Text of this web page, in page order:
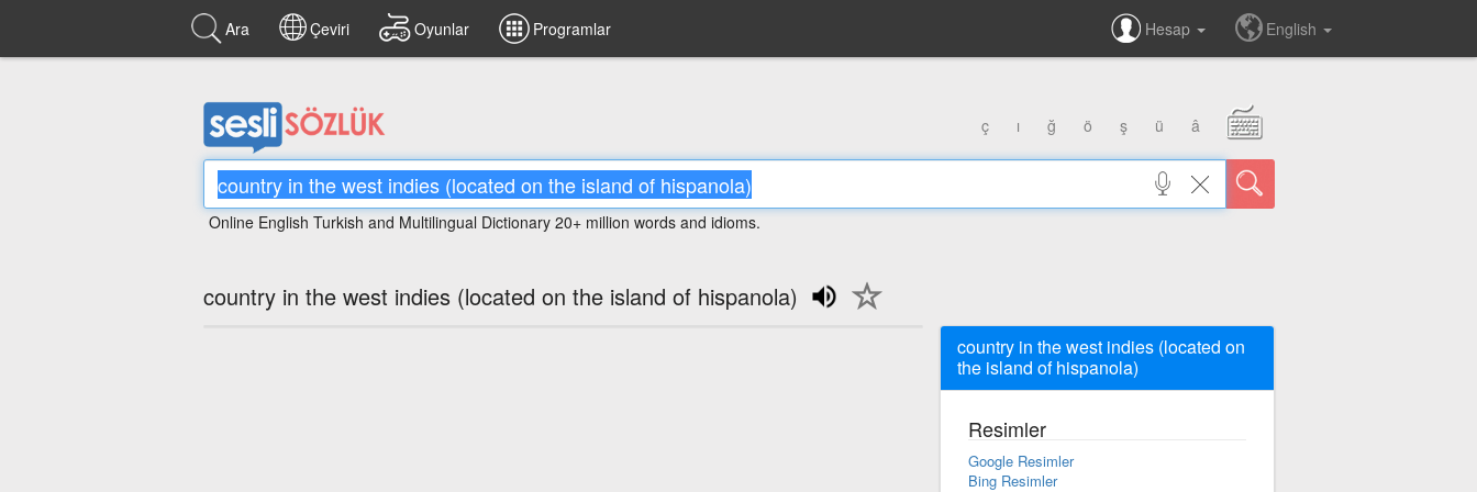
Ara Çeviri Oyunlar Programlar Hesap English
ç ı ğ ö ş ü â
Online English Turkish and Multilingual Dictionary 20+ million words and idioms.
country in the west indies (located on the island of hispanola)
country in the west indies (located on
the island of hispanola)
Resimler
Google Resimler
Bing Resimler